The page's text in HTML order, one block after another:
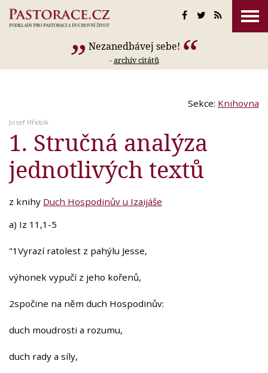
Nezanedbávej sebe!
-archív citátů
Sekce: Knihovna
Josef Hřebík
1. Stručná analýza
jednotlivých textů
z knihy Duch Hospodinův u Izaijáše
a) Iz 11,1-5
"1Vyrazí ratolest z pahýlu Jesse,
výhonek vypučí z jeho kořenů,
2spočine na něm duch Hospodinův:
duch moudrosti a rozumu,
duch rady a síly,